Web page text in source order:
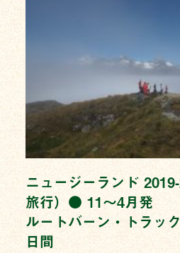
ニュージーランド
旅行）● 11〜4月発
ルートバーン・トラッ
日間